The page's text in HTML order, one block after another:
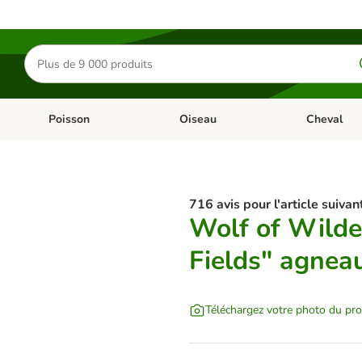
Rechercher
des
produits
Dérouler les catégories: Rongeur & Co
Poisson Dérouler les catégories: Poisson
Oiseau Dérouler les
Cheval
716 avis pour l'article
Wolf of
Fields"
Téléchargez votre photo du